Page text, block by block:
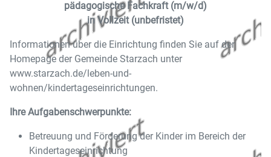
pädagogische Fachkraft (m/w/d)
in Vollzeit (unbefristet)
Informationen über die Einrichtung finden Sie auf der
Homepage der Gemeinde Starzach unter
www.starzach.de/leben-und-
wohnen/kindertageseinrichtungen.
Ihre Aufgabenschwerpunkte:
Betreuung und Förderung der Kinder im Bereich der
Kindertageseinrichtung